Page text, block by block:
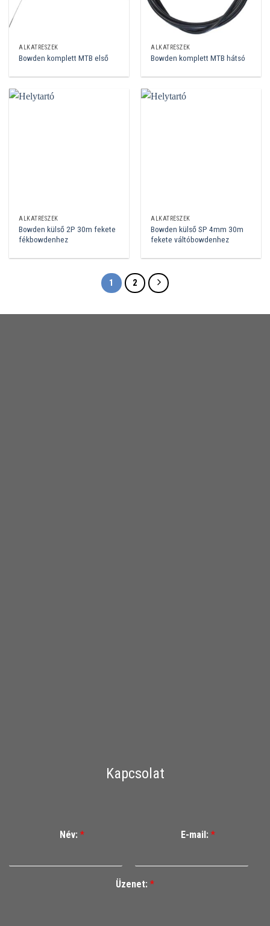
ALKATRÉSZEK
Bowden komplett MTB első
ALKATRÉSZEK
Bowden komplett MTB hátsó
ALKATRÉSZEK
Bowden külső 2P 30m fekete
fékbowdenhez
ALKATRÉSZEK
Bowden külső SP 4mm 30m
fekete váltóbowdenhez
1 2
Kapcsolat
Név: * E-mail: *
Üzenet: *